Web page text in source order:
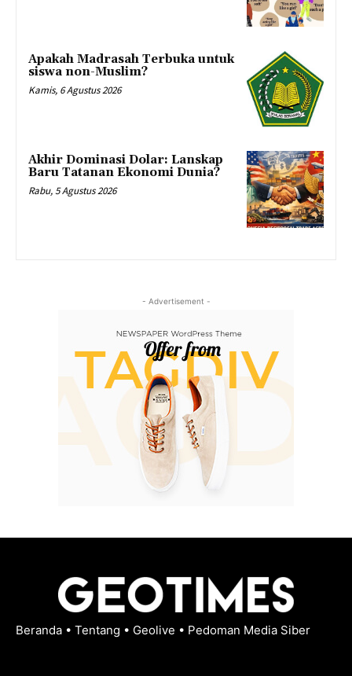
Apakah Madrasah Terbuka untuk
siswa non-Muslim?
Kamis, 6 Agustus 2026
Akhir Dominasi Dolar: Lanskap
Baru Tatanan Ekonomi Dunia?
Rabu, 5 Agustus 2026
- Advertisement -
Beranda • Tentang • Geolive • Pedoman Media Siber